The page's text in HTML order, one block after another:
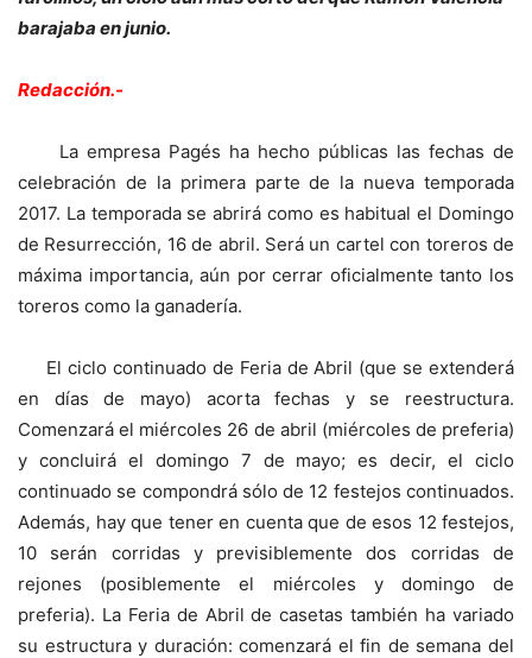
barajaba en junio.
Redacción.-
La empresa Pagés ha hecho públicas las fechas de
celebración de la primera parte de la nueva temporada
2017. La temporada se abrirá como es habitual el Domingo
de Resurrección, 16 de abril. Será un cartel con toreros de
máxima importancia, aún por cerrar oficialmente tanto los
toreros como la ganadería.
El ciclo continuado de Feria de Abril (que se extenderá
en días de mayo) acorta fechas y se reestructura.
Comenzará el miércoles 26 de abril (miércoles de preferia)
y concluirá el domingo 7 de mayo; es decir, el ciclo
continuado se compondrá sólo de 12 festejos continuados.
Además, hay que tener en cuenta que de esos 12 festejos,
10 serán corridas y previsiblemente dos corridas de
rejones (posiblemente el miércoles y domingo de
preferia). La Feria de Abril de casetas también ha variado
su estructura y duración: comenzará el fin de semana del